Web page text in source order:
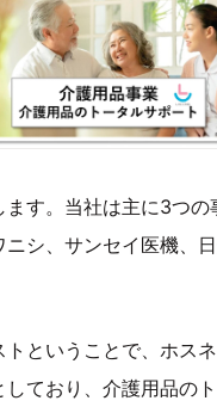
す。当社は主に3つの
シ、サンセイ医機、
ということで、ホス
ており、介護用品の